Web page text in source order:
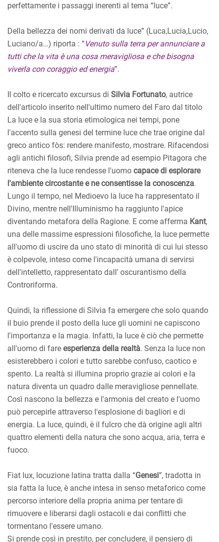
perfettamente i passaggi inerenti al tema “luce”.
Della bellezza dei nomi derivati da luce” (Luca,Lucia,Lucio,
Luciano/a…) riporta : “Venuto sulla terra per annunciare a
tutti che la vita è una cosa meravigliosa e che bisogna
viverla con coraggio ed energia”.
Il colto e ricercato excursus di Silvia Fortunato, autrice
dell'articolo inserito nell'ultimo numero del Faro dal titolo
La luce e la sua storia etimologica nei tempi, pone
l'accento sulla genesi del termine luce che trae origine dal
greco antico fòs: rendere manifesto, mostrare. Rifacendosi
agli antichi filosofi, Silvia prende ad esempio Pitagora che
riteneva che la luce rendesse l'uomo capace di esplorare
l'ambiente circostante e ne consentisse la conoscenza.
Lungo il tempo, nel Medioevo la luce ha rappresentato il
Divino, mentre nell'Illuminismo ha raggiunto l'apice
diventando metafora della Ragione. E come afferma Kant,
una delle massime espressioni filosofiche, la luce permette
all'uomo di uscire da uno stato di minorità di cui lui stesso
è colpevole, inteso come l'incapacità umana di servirsi
dell'intelletto, rappresentato dall' oscurantismo della
Controriforma.
Quindi, la riflessione di Silvia fa emergere che solo quando
il buio prende il posto della luce gli uomini ne capiscono
l'importanza e la magia. Infatti, la luce è ciò che permette
all'uomo di fare esperienza della realtà. Senza la luce non
esisterebbero i colori e tutto sarebbe confuso, caotico e
spento. La realtà si illumina proprio grazie ai colori e la
natura diventa un quadro dalle meravigliose pennellate.
Così nascono la bellezza e l'armonia del creato e l'uomo
può percepirle attraverso l'esplosione di bagliori e di
energia. La luce, quindi, è il fulcro che dà origine agli altri
quattro elementi della natura che sono acqua, aria, terra e
fuoco.
Fiat lux, locuzione latina tratta dalla “Genesi”, tradotta in
sia fatta la luce, è anche intesa in senso metaforico come
percorso interiore della propria anima per tentare di
rimuovere e liberarsi dagli ostacoli e dai conflitti che
tormentano l'essere umano.
Si prende così in prestito, per concludere, il pensiero di